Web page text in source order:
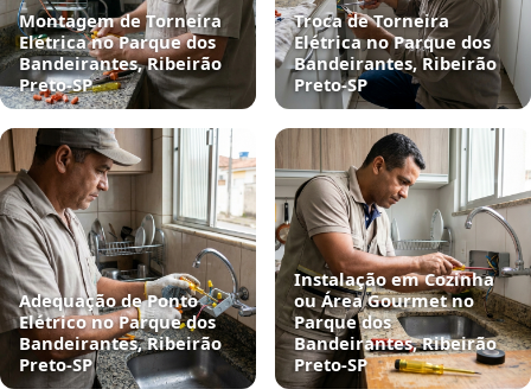
Montagem de Torneira
Elétrica no Parque dos
Bandeirantes, Ribeirão
Preto‑SP
Troca de Torneira
Elétrica no Parque dos
Bandeirantes, Ribeirão
Preto‑SP
Adequação de Ponto
Elétrico no Parque dos
Bandeirantes, Ribeirão
Preto‑SP
Instalação em Cozinha
ou Área Gourmet no
Parque dos
Bandeirantes, Ribeirão
Preto‑SP